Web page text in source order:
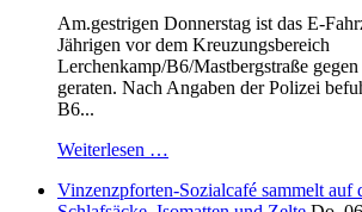
Am.gestrigen Donnerstag ist das E-
Jährigen vor dem Kreuzungsbereich
Lerchenkamp/B6/Mastbergstraße
geraten. Nach Angaben der Polizei
B6...
Weiterlesen …
Vinzenzpforten-Sozialcafé sammelt auf